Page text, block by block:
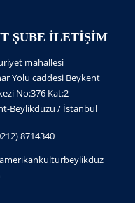
ŞUBE İLETIŞIM
mahallesi
Yolu caddesi Beykent
No:376 Kat:2
Beylikdüzü / İstanbul
8714340